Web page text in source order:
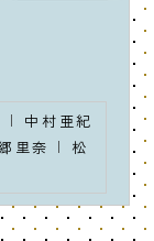
| 中村亜紀
里奈 | 松